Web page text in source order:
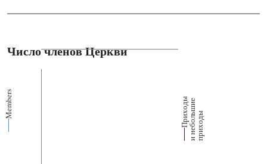
Число членов Церкви
Members П
р
их
о
д
ы
и
н
е
б
о
ль
ш
ие
п
р
и
х
о
ды